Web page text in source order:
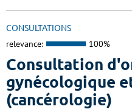
CONSULTATIONS
relevance: 100%
Consultation
gynécologique
(cancérologie)